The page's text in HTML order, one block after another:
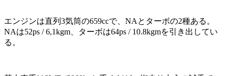
エンジンは直列3気筒の659ccで、NAとターボの2種ある。
NAは52ps / 6,1kgm、ターボは64ps / 10.8kgmを引き出してい
る。